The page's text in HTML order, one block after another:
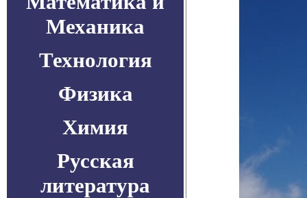
Механика
Технология
Физика
Химия
Русская
литература